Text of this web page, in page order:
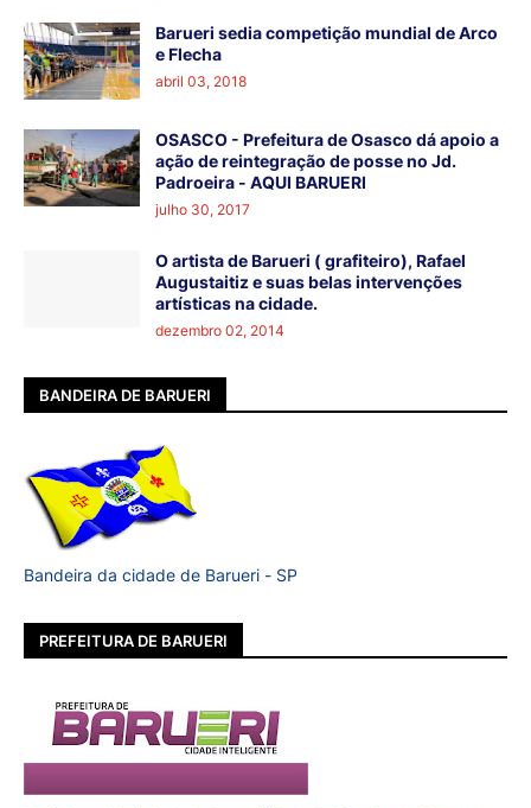
Barueri sedia competição mundial de Arco
e Flecha
abril 03, 2018
OSASCO - Prefeitura de Osasco dá apoio a
ação de reintegração de posse no Jd.
Padroeira - AQUI BARUERI
julho 30, 2017
O artista de Barueri ( grafiteiro), Rafael
Augustaitiz e suas belas intervenções
artísticas na cidade.
dezembro 02, 2014
BANDEIRA DE BARUERI
Bandeira da cidade de Barueri - SP
PREFEITURA DE BARUERI